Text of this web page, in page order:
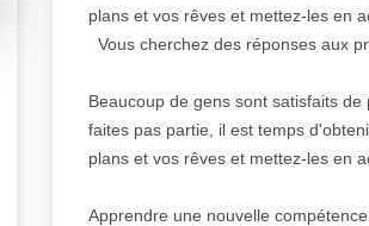
plans et vos rêves et mettez-les en
Vous cherchez des réponses aux
Beaucoup de gens sont satisfaits
faites pas partie, il est temps
plans et vos rêves et mettez-les en
Apprendre une nouvelle